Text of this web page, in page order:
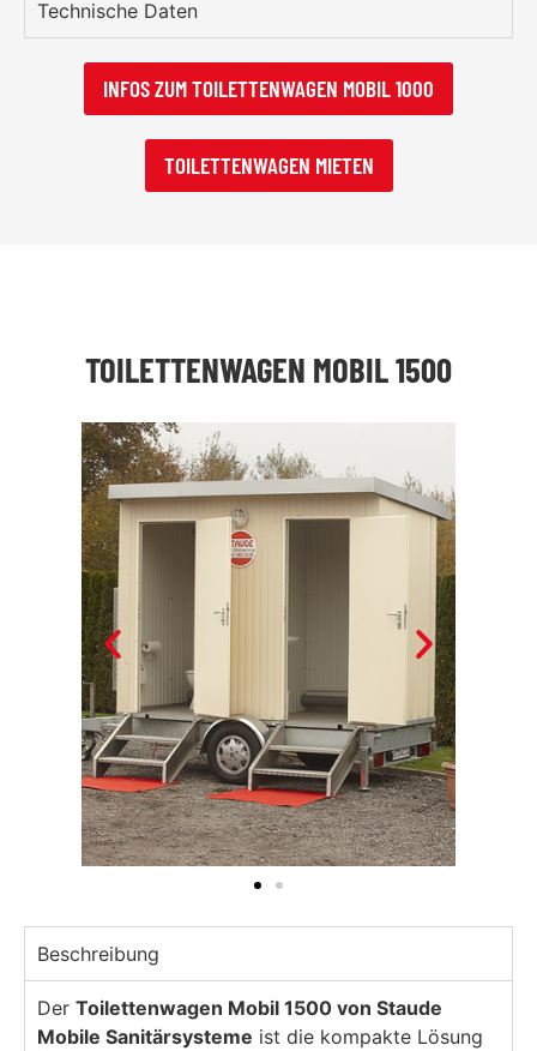
Technische Daten
INFOS ZUM TOILETTENWAGEN MOBIL 1000
TOILETTENWAGEN MIETEN
TOILETTENWAGEN MOBIL 1500
Beschreibung
Der Toilettenwagen Mobil 1500 von Staude
Mobile Sanitärsysteme ist die kompakte Lösung